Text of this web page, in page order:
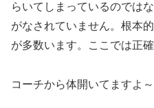
らいてしまっているのでは
がなされていません。根本
が多数います。ここでは正
コーチから体開いてますよ～